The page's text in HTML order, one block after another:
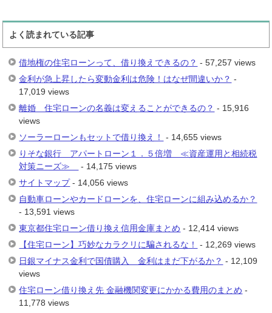
よく読まれている記事
借地権の住宅ローンって、借り換えできるの？ - 57,257 views
金利が急上昇したら変動金利は危険！はなぜ間違いか？ -
17,019 views
離婚 住宅ローンの名義は変えることができるの？ - 15,916
views
ソーラーローンもセットで借り換え！
- 14,655 views
りそな銀行 アパートローン１．５倍増 ≪資産運用と相続税
対策ニーズ≫
- 14,175 views
サイトマップ- 14,056 views
自動車ローンやカードローンを、住宅ローンに組み込めるか？
- 13,591 views
東京都住宅ローン借り換え信用金庫まとめ - 12,414 views
【住宅ローン】巧妙なカラクリに騙されるな！
- 12,269 views
日銀マイナス金利で国債購入 金利はまだ下がるか？ - 12,109
views
住宅ローン借り換え先 金融機関変更にかかる費用のまとめ -
11,778 views